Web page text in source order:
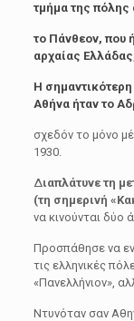
τμήμα της πόλης
το Πάνθεον, που
αρχαίας
Η
Αθήνα ήταν το
σχεδόν το μόνο
1930.
Διαπλάτυνε τη
(τη σημερινή
να κινούνται δύο
Προσπάθησε να
τις ελληνικές
«Πανελλήνιον»,
Ντυνόταν σαν